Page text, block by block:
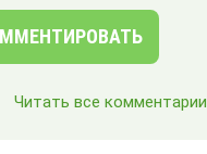
Читать все комментарии